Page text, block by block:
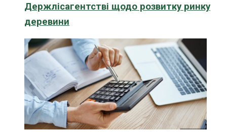
Держлісагентстві щодо розвитку ринку
деревини